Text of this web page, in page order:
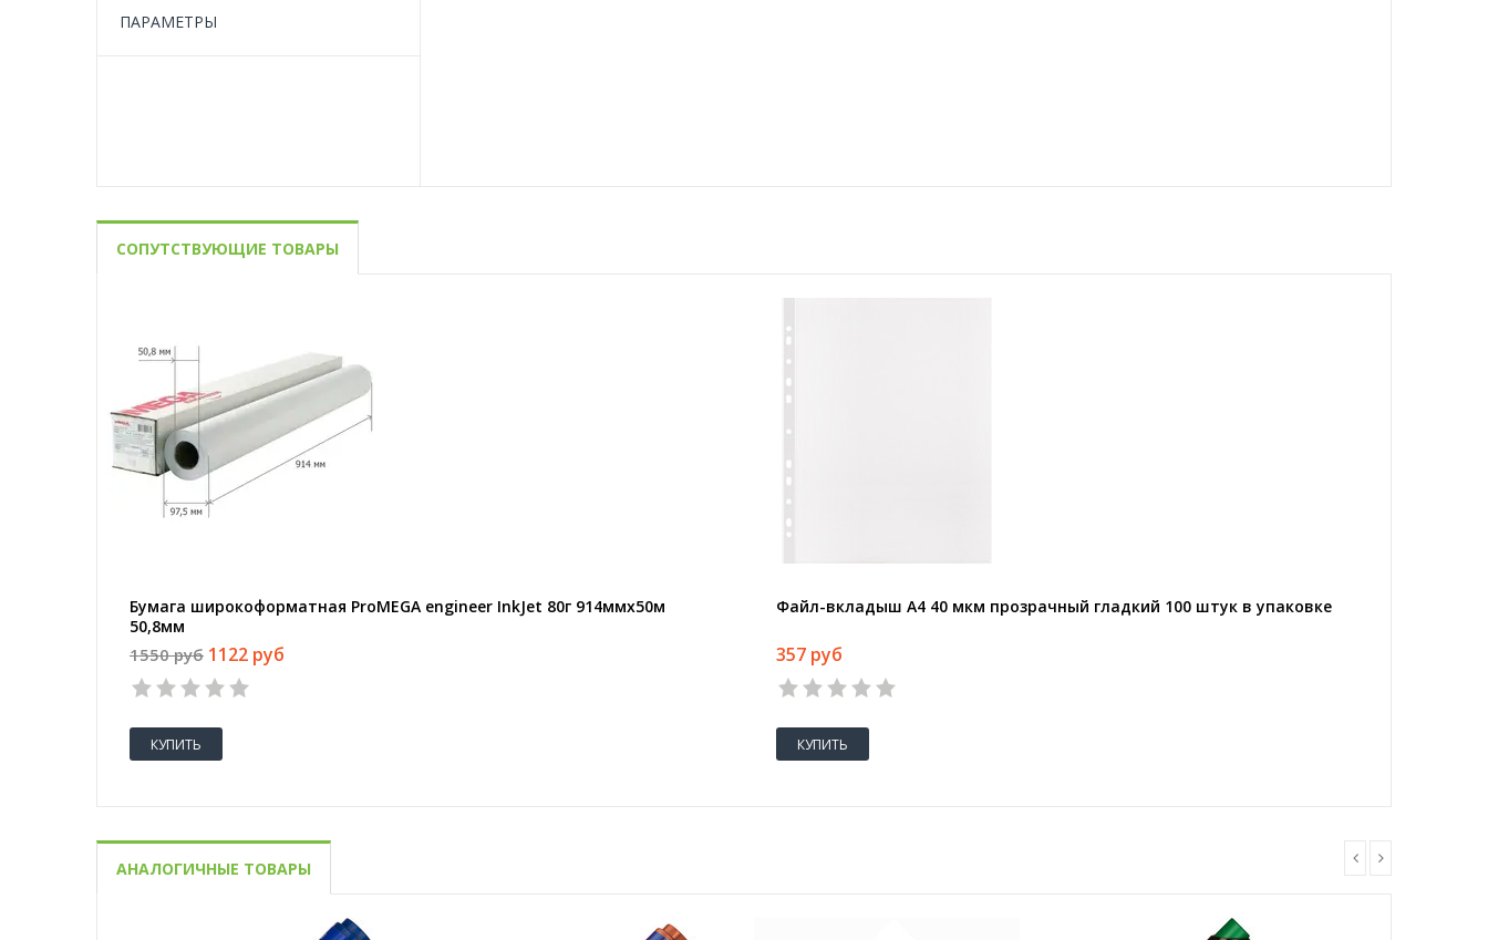
ПАРАМЕТРЫ
СОПУТСТВУЮЩИЕ ТОВАРЫ
Бумага широкоформатная ProMEGA engineer InkJet 80г 914ммх50м
50,8мм
1550 руб 1122 руб
КУПИТЬ
Файл-вкладыш А4 40 мкм прозрачный гладкий 100 штук в упаковке
357 руб
КУПИТЬ
АНАЛОГИЧНЫЕ ТОВАРЫ